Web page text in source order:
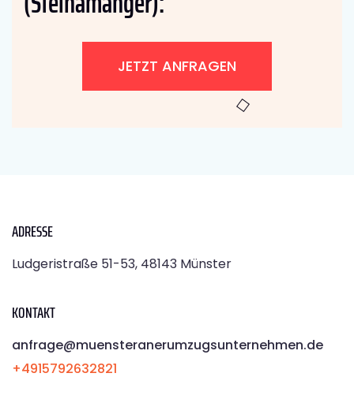
JETZT ANFRAGEN
ADRESSE
Ludgeristraße 51-53, 48143 Münster
KONTAKT
anfrage@muensteranerumzugsunternehmen.de
+4915792632821